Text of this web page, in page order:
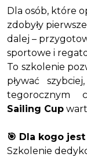
Dla osób, które
zdobyły
dalej –
sportowe i
To szkolenie
pływać
tegorocznym
Sailing Cup
🎯 Dla kogo
Szkolenie